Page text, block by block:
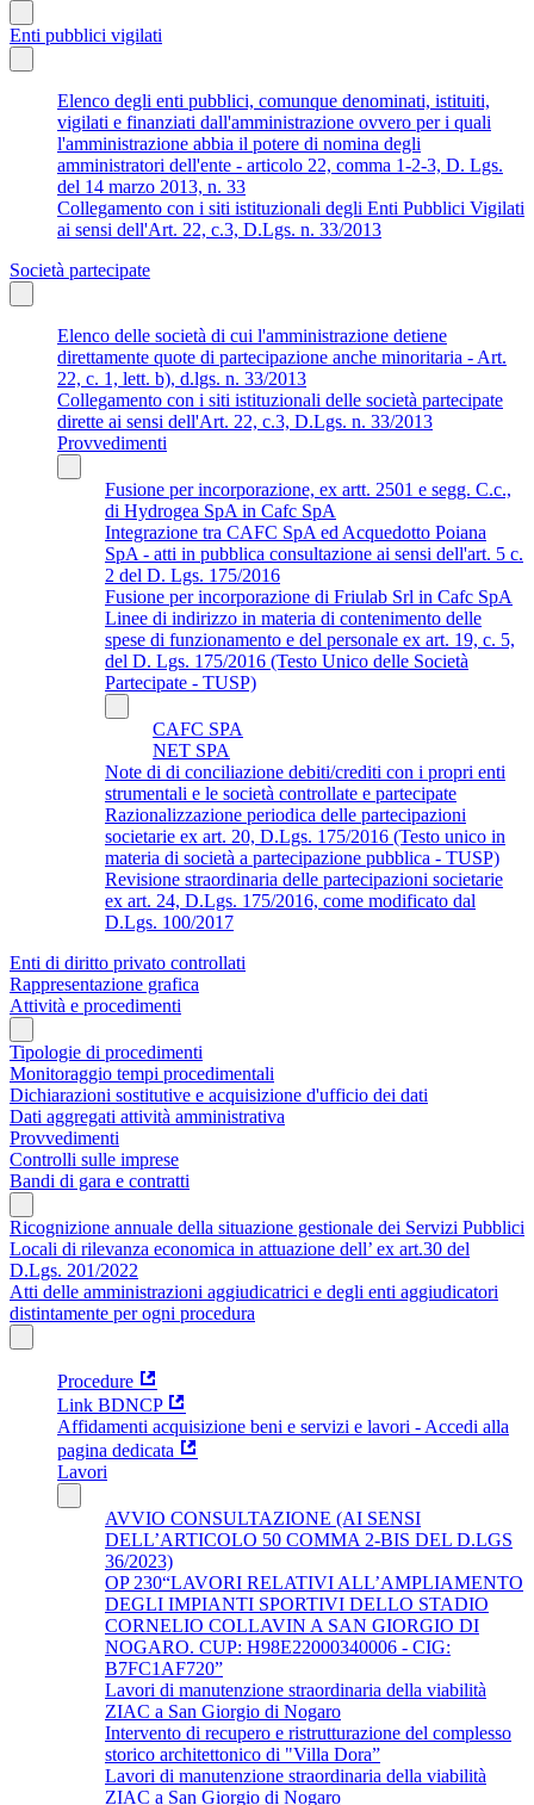
Enti pubblici vigilati
Elenco degli enti pubblici, comunque denominati, istituiti,
vigilati e finanziati dall'amministrazione ovvero per i quali
l'amministrazione abbia il potere di nomina degli
amministratori dell'ente - articolo 22, comma 1-2-3, D. Lgs.
del 14 marzo 2013, n. 33
Collegamento con i siti istituzionali degli Enti Pubblici Vigilati
ai sensi dell'Art. 22, c.3, D.Lgs. n. 33/2013
Società partecipate
Elenco delle società di cui l'amministrazione detiene
direttamente quote di partecipazione anche minoritaria - Art.
22, c. 1, lett. b), d.lgs. n. 33/2013
Collegamento con i siti istituzionali delle società partecipate
dirette ai sensi dell'Art. 22, c.3, D.Lgs. n. 33/2013
Provvedimenti
Fusione per incorporazione, ex artt. 2501 e segg. C.c.,
di Hydrogea SpA in Cafc SpA
Integrazione tra CAFC SpA ed Acquedotto Poiana
SpA - atti in pubblica consultazione ai sensi dell'art. 5 c.
2 del D. Lgs. 175/2016
Fusione per incorporazione di Friulab Srl in Cafc SpA
Linee di indirizzo in materia di contenimento delle
spese di funzionamento e del personale ex art. 19, c. 5,
del D. Lgs. 175/2016 (Testo Unico delle Società
Partecipate - TUSP)
CAFC SPA
NET SPA
Note di di conciliazione debiti/crediti con i propri enti
strumentali e le società controllate e partecipate
Razionalizzazione periodica delle partecipazioni
societarie ex art. 20, D.Lgs. 175/2016 (Testo unico in
materia di società a partecipazione pubblica - TUSP)
Revisione straordinaria delle partecipazioni societarie
ex art. 24, D.Lgs. 175/2016, come modificato dal
D.Lgs. 100/2017
Enti di diritto privato controllati
Rappresentazione grafica
Attività e procedimenti
Tipologie di procedimenti
Monitoraggio tempi procedimentali
Dichiarazioni sostitutive e acquisizione d'ufficio dei dati
Dati aggregati attività amministrativa
Provvedimenti
Controlli sulle imprese
Bandi di gara e contratti
Ricognizione annuale della situazione gestionale dei Servizi Pubblici
Locali di rilevanza economica in attuazione dell’ ex art.30 del
D.Lgs. 201/2022
Atti delle amministrazioni aggiudicatrici e degli enti aggiudicatori
distintamente per ogni procedura
Procedure
Link BDNCP
Affidamenti acquisizione beni e servizi e lavori - Accedi alla
pagina dedicata
Lavori
AVVIO CONSULTAZIONE (AI SENSI
DELL’ARTICOLO 50 COMMA 2-BIS DEL D.LGS
36/2023)
OP 230“LAVORI RELATIVI ALL’AMPLIAMENTO
DEGLI IMPIANTI SPORTIVI DELLO STADIO
CORNELIO COLLAVIN A SAN GIORGIO DI
NOGARO. CUP: H98E22000340006 - CIG:
B7FC1AF720”
Lavori di manutenzione straordinaria della viabilità
ZIAC a San Giorgio di Nogaro
Intervento di recupero e ristrutturazione del complesso
storico architettonico di "Villa Dora”
Lavori di manutenzione straordinaria della viabilità
ZIAC a San Giorgio di Nogaro